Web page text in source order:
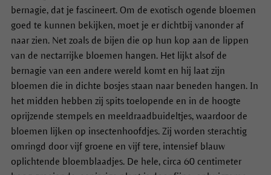
bernagie, dat je fascineert. Om de exotisch ogende bloemen
goed te kunnen bekijken, moet je er dichtbij vanonder af
naar zien. Net zoals de bijen die op hun kop aan de lippen
van de nectarrijke bloemen hangen. Het lijkt alsof de
bernagie van een andere wereld komt en hij laat zijn
bloemen die in dichte bosjes staan naar beneden hangen. In
het midden hebben zij spits toelopende en in de hoogte
oprijzende stempels en meeldraadbuideltjes, waardoor de
bloemen lijken op insectenhoofdjes.Zij worden sterachtig
omringd door vijf groene en vijf tere, intensief blauw
oplichtende bloemblaadjes. De hele, circa 60 centimeter